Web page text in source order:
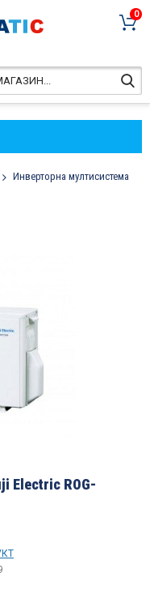
0
Инверторна мултисистема
Electric ROG-